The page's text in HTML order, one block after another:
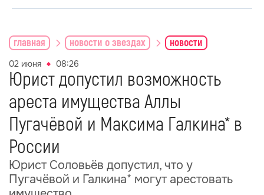
главная новости о звездах новости
02 июня 08:26
Юрист допустил возможность
ареста имущества Аллы
Пугачёвой и Максима Галкина* в
России
Юрист Соловьёв допустил, что у
Пугачёвой и Галкина* могут арестовать